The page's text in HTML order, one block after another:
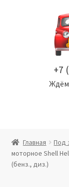
содержимому
+7
Ждём
Витрина
Главная Под
моторное Shell
(бенз., диз.)